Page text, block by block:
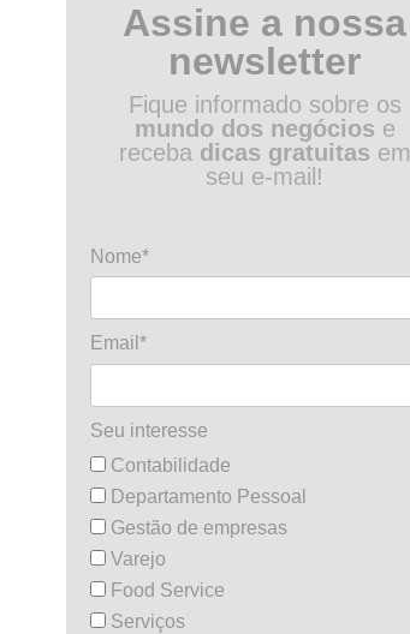
Assine a nossa
newsletter
Fique informado sobre os
mundo dos negócios e
receba dicas gratuitas em
seu e-mail!
Nome*
Email*
Seu interesse
Contabilidade
Departamento Pessoal
Gestão de empresas
Varejo
Food Service
Serviços